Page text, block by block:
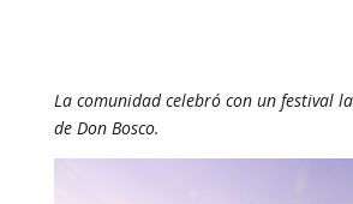
La comunidad celebró con un festival
de Don Bosco.